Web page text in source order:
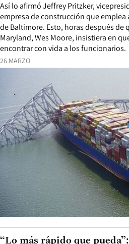
26 MARZO
Así lo afirmó Jeffrey Pritzker,
empresa de construcción que
de Baltimore. Esto, horas después de
Maryland, Wes Moore, insistiera en
encontrar con vida a los funcionarios.
“Lo más rápido que